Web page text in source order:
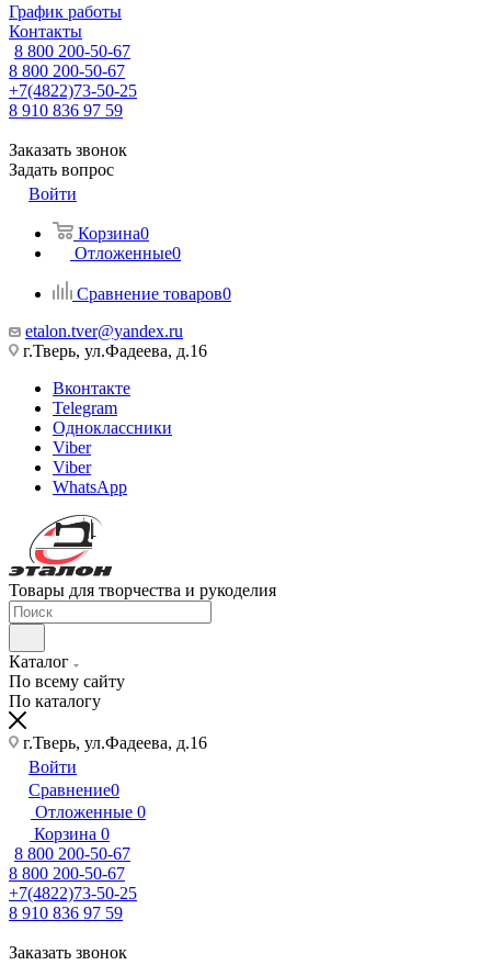
График работы
Контакты
8 800 200-50-67
8 800 200-50-67
+7(4822)73-50-25
8 910 836 97 59
Заказать звонок
Задать вопрос
Войти
Корзина0
Отложенные0
Сравнение товаров0
etalon.tver@yandex.ru
г.Тверь, ул.Фадеева, д.16
Вконтакте
Telegram
Одноклассники
Viber
Viber
WhatsApp
Товары для творчества и рукоделия
Каталог
По всему сайту
По каталогу
г.Тверь, ул.Фадеева, д.16
Войти
Сравнение0
Отложенные 0
Корзина 0
8 800 200-50-67
8 800 200-50-67
+7(4822)73-50-25
8 910 836 97 59
Заказать звонок